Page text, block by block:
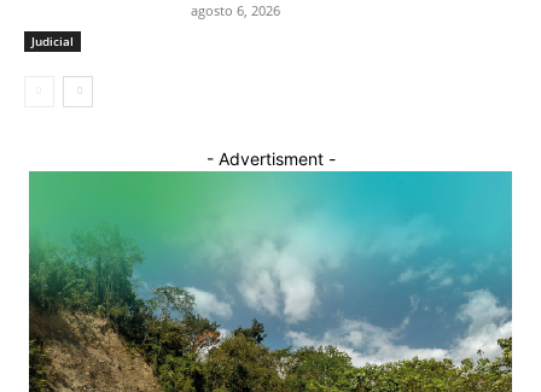
Judicial
agosto 6, 2026
- Advertisment -